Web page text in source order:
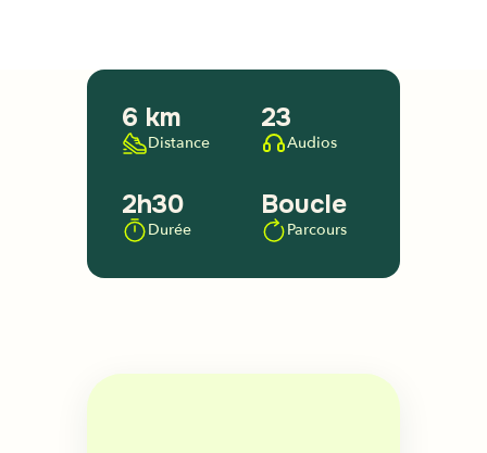
6 km
Distance
23
Audios
2h30
Durée
Boucle
Parcours